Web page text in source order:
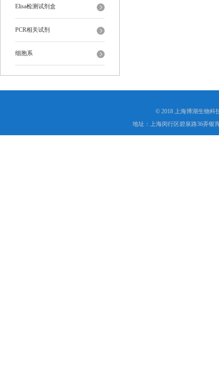
Elisa检测试剂盒
PCR相关试剂
细胞系
© 2018 上海博湖生物科
地址：上海闵行区碧泉路36弄银